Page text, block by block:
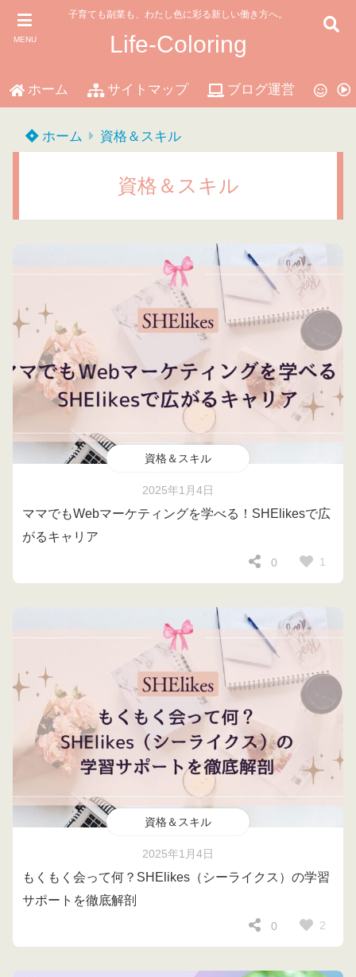
MENU
子育ても副業も、わたし色に彩る新しい働き方へ。
Life-Coloring
ホーム サイトマップ ブログ運営 マ
ホーム 資格＆スキル
資格＆スキル
資格＆スキル
2025年1月4日
ママでもWebマーケティングを学べる！SHElikesで広
がるキャリア
0 1
資格＆スキル
2025年1月4日
もくもく会って何？SHElikes（シーライクス）の学習
サポートを徹底解剖
0 2